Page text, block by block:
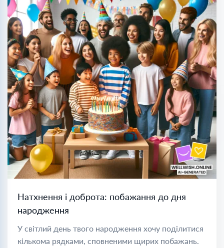
Натхнення і доброта: побажання до дня
народження
У світлий день твого народження хочу поділитися
кількома рядками, сповненими щирих побажань.